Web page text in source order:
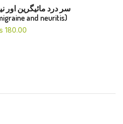
and neuritis)
180.00